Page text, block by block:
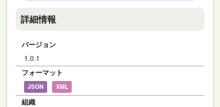
詳細情報
バージョン
1.0.1
フォーマット
JSON XML
組織